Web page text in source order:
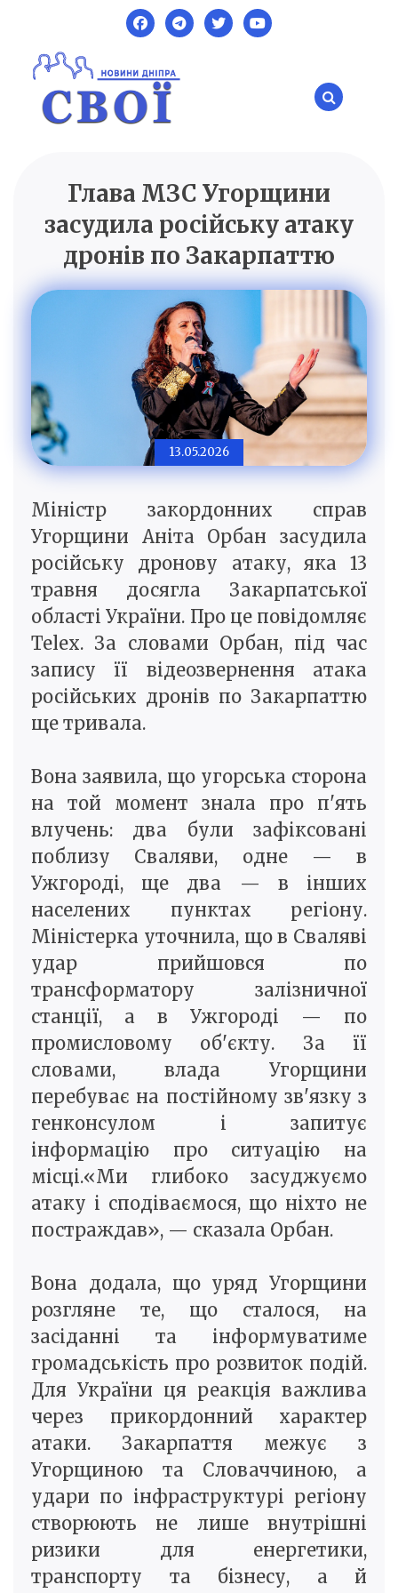
content
SVOI.DP.UA
Новини Дніпра
Глава МЗС Угорщини
засудила російську атаку
дронів по Закарпаттю
13.05.2026
Міністр закордонних справ
Угорщини Аніта Орбан засудила
російську дронову атаку, яка 13
травня досягла Закарпатської
області України. Про це повідомляє
Telex. За словами Орбан, під час
запису її відеозвернення атака
російських дронів по Закарпаттю
ще тривала.
Вона заявила, що угорська сторона
на той момент знала про п'ять
влучень: два були зафіксовані
поблизу Сваляви, одне — в
Ужгороді, ще два — в інших
населених пунктах регіону.
Міністерка уточнила, що в Сваляві
удар прийшовся по
трансформатору залізничної
станції, а в Ужгороді — по
промисловому об'єкту. За її
словами, влада Угорщини
перебуває на постійному зв'язку з
генконсулом і запитує
інформацію про ситуацію на
місці.«Ми глибоко засуджуємо
атаку і сподіваємося, що ніхто не
постраждав», — сказала Орбан.
Вона додала, що уряд Угорщини
розгляне те, що сталося, на
засіданні та інформуватиме
громадськість про розвиток подій.
Для України ця реакція важлива
через прикордонний характер
атаки. Закарпаття межує з
Угорщиною та Словаччиною, а
удари по інфраструктурі регіону
створюють не лише внутрішні
ризики для енергетики,
транспорту та бізнесу, а й